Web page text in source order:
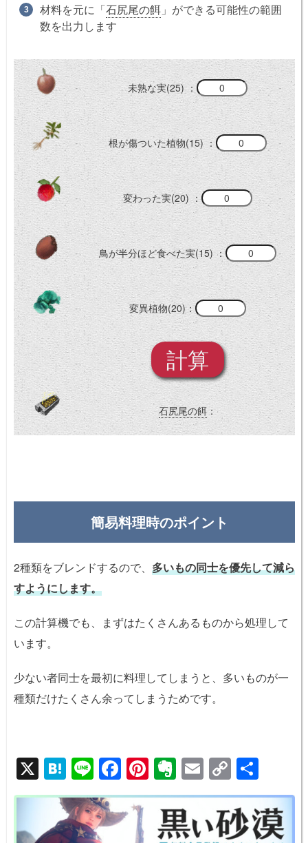
材料を元に「石尻尾の餌 」ができる可能性の範囲
数を出力します
未熟な実(25) ：
根が傷ついた植物(15) ：
変わった実(20) ：
鳥が半分ほど食べた実(15) ：
変異植物(20)：
石尻尾の餌：
簡易料理時のポイント
2種類をブレンドするので、 多いもの同士を優先して減ら
すようにします。
この計算機でも、まずはたくさんあるものから処理して
います。
少ない者同士を最初に料理してしまうと、多いものが一
種類だけたくさん余ってしまうためです。
X H
at
e
n
Li
n
e
F
a
c
Pi
nt
er
e
E
v
er
n
E
m
ail
C
o
p
y
有